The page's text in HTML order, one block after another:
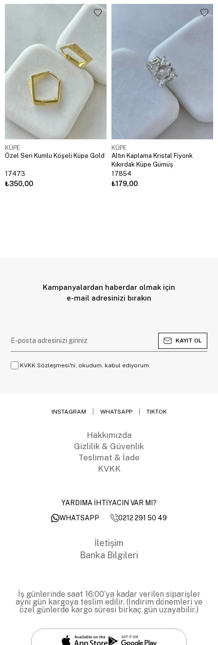
KÜPE
Özel Seri Kumlu Köşeli Küpe Gold
17473
₺350,00
KÜPE
Altın Kaplama Kristal Fiyonk
Kıkırdak Küpe Gümüş
17854
₺179,00
Kampanyalardan haberdar olmak için
e-mail adresinizi bırakın
KAYIT OL
KVKK Sözleşmesi'ni, okudum, kabul ediyorum.
INSTAGRAM WHATSAPP TIKTOK
Hakkımızda
Gizlilik & Güvenlik
Teslimat & İade
KVKK
YARDIMA İHTİYACIN VAR MI?
WHATSAPP
0212 291 50 49
İletişim
Banka Bilgileri
İş günlerinde saat 16:00’ya kadar verilen siparişler
aynı gün kargoya teslim edilir. (İndirim dönemleri ve
özel günlerde kargo süresi birkaç gün uzayabilir.)